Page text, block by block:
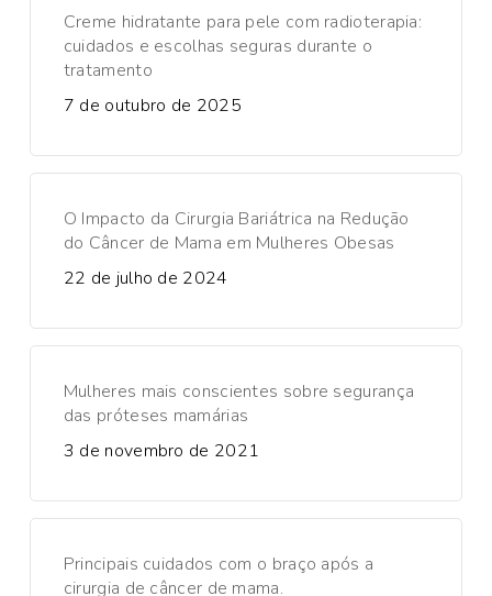
Creme hidratante para pele com radioterapia:
cuidados e escolhas seguras durante o
tratamento
7 de outubro de 2025
O Impacto da Cirurgia Bariátrica na Redução
do Câncer de Mama em Mulheres Obesas
22 de julho de 2024
Mulheres mais conscientes sobre segurança
das próteses mamárias
3 de novembro de 2021
Principais cuidados com o braço após a
cirurgia de câncer de mama.